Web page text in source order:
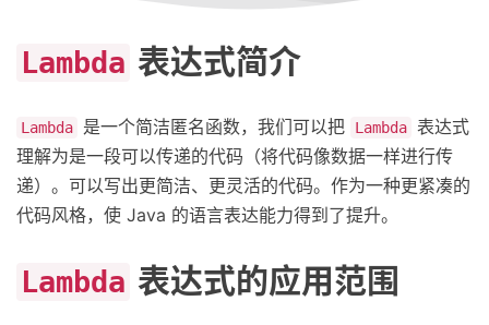
Lambda 表达式简介
Lambda 是一个简洁匿名函数，我们可以把 Lambda 表达式
理解为是一段可以传递的代码（将代码像数据一样进行传
递）。可以写出更简洁、更灵活的代码。作为一种更紧凑的
代码风格，使 Java 的语言表达能力得到了提升。
Lambda 表达式的应用范围